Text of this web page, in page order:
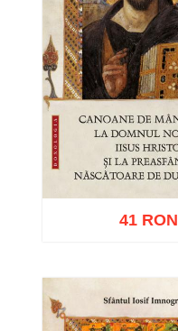
Adaugă în coș
41 RON